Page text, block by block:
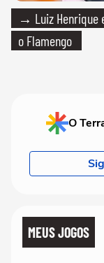
→ Luiz Henrique
o Flamengo
O
MEUS JOGOS